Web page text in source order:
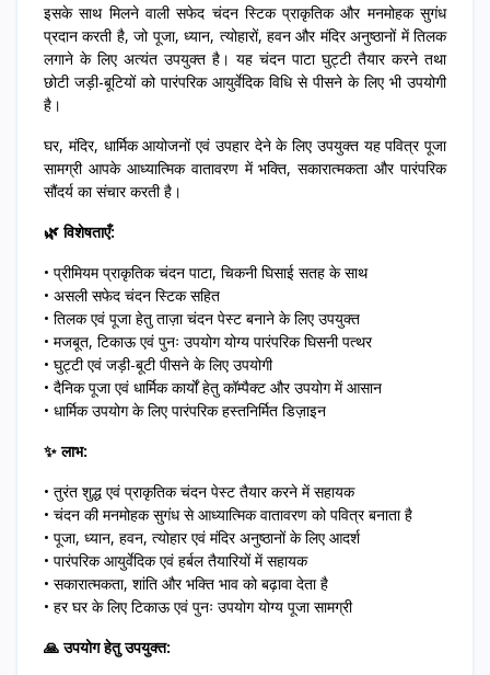
इसके साथ मिलने वाली सफेद चंदन स्टिक प्राकृतिक और मनमोहक सुगंध
प्रदान करती है, जो पूजा, ध्यान, त्योहारों, हवन और मंदिर अनुष्ठानों में तिलक
लगाने के लिए अत्यंत उपयुक्त है। यह चंदन पाटा घुट्टी तैयार करने तथा
छोटी जड़ी-बूटियों को पारंपरिक आयुर्वेदिक विधि से पीसने के लिए भी उपयोगी
है।
घर, मंदिर, धार्मिक आयोजनों एवं उपहार देने के लिए उपयुक्त यह पवित्र पूजा
सामग्री आपके आध्यात्मिक वातावरण में भक्ति, सकारात्मकता और पारंपरिक
सौंदर्य का संचार करती है।
🌿 विशेषताएँ:
• प्रीमियम प्राकृतिक चंदन पाटा, चिकनी घिसाई सतह के साथ
• असली सफेद चंदन स्टिक सहित
• तिलक एवं पूजा हेतु ताज़ा चंदन पेस्ट बनाने के लिए उपयुक्त
• मजबूत, टिकाऊ एवं पुनः उपयोग योग्य पारंपरिक घिसनी पत्थर
• घुट्टी एवं जड़ी-बूटी पीसने के लिए उपयोगी
• दैनिक पूजा एवं धार्मिक कार्यों हेतु कॉम्पैक्ट और उपयोग में आसान
• धार्मिक उपयोग के लिए पारंपरिक हस्तनिर्मित डिज़ाइन
✨ लाभ:
• तुरंत शुद्ध एवं प्राकृतिक चंदन पेस्ट तैयार करने में सहायक
• चंदन की मनमोहक सुगंध से आध्यात्मिक वातावरण को पवित्र बनाता है
• पूजा, ध्यान, हवन, त्योहार एवं मंदिर अनुष्ठानों के लिए आदर्श
• पारंपरिक आयुर्वेदिक एवं हर्बल तैयारियों में सहायक
• सकारात्मकता, शांति और भक्ति भाव को बढ़ावा देता है
• हर घर के लिए टिकाऊ एवं पुनः उपयोग योग्य पूजा सामग्री
🙏 उपयोग हेतु उपयुक्त: